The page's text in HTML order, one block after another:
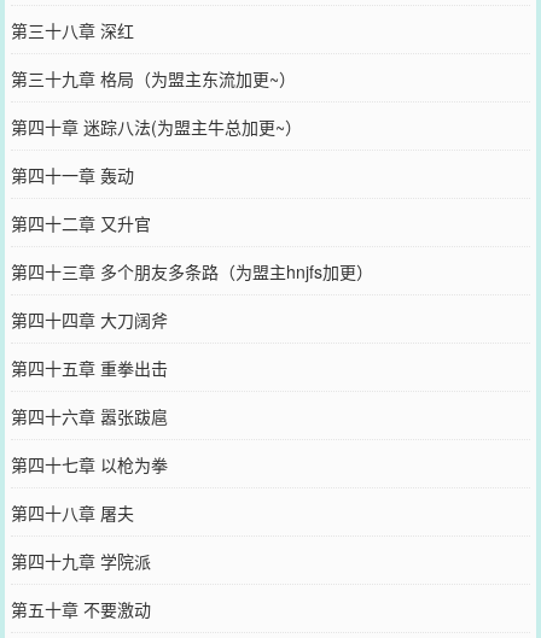
第三十八章 深红
第三十九章 格局（为盟主东流加更~）
第四十章 迷踪八法(为盟主牛总加更~）
第四十一章 轰动
第四十二章 又升官
第四十三章 多个朋友多条路（为盟主hnjfs加更）
第四十四章 大刀阔斧
第四十五章 重拳出击
第四十六章 嚣张跋扈
第四十七章 以枪为拳
第四十八章 屠夫
第四十九章 学院派
第五十章 不要激动